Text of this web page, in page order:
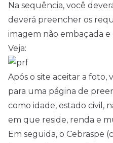
Na sequência, você
deverá preencher os
imagem não embaçada
Veja:
Após o site aceitar a foto,
para uma página de
como idade, estado civil,
em que reside, renda e
Em seguida, o Cebraspe